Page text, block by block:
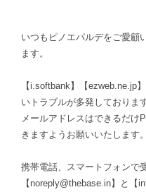
いつもピノエパルデをご愛顧
ます。
【i.softbank】【ezweb.ne.jp
いトラブルが多発しております
メールアドレスはできるだけ
きますようお願いいたします。
携帯電話、スマートフォンで
【 noreply@thebase.in】と【